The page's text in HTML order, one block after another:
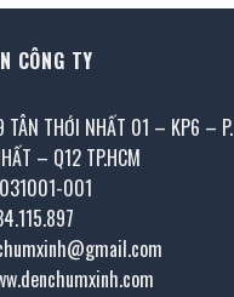
CÔNG TY
TÂN THỚI NHẤT 01 – KP6 – P.
– Q12 TP.HCM
001